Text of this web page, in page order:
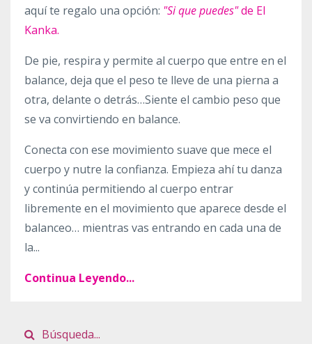
aquí te regalo una opción: "Si que puedes"de El
Kanka.
De pie, respira y permite al cuerpo que entre en el
balance, deja que el peso te lleve de una pierna a
otra, delante o detrás…Siente el cambio peso que
se va convirtiendo en balance.
Conecta con ese movimiento suave que mece el
cuerpo y nutre la confianza. Empieza ahí tu danza
y continúa permitiendo al cuerpo entrar
libremente en el movimiento que aparece desde el
balanceo… mientras vas entrando en cada una de
la...
Continua Leyendo...